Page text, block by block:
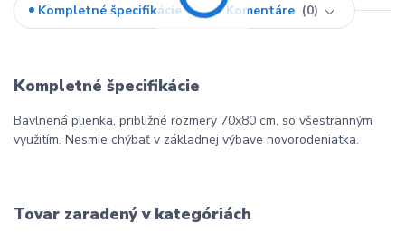
Kompletné špecifikácie Komentáre 0
Kompletné špecifikácie
Bavlnená plienka, približné rozmery 70x80 cm, so všestranným
využitím. Nesmie chýbať v základnej výbave novorodeniatka.
Tovar zaradený v kategóriách